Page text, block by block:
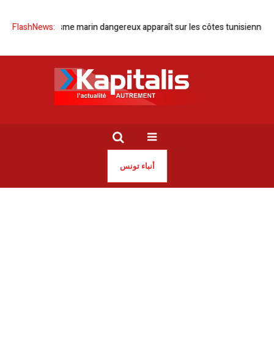
FlashNews:
organisme marin dangereux apparaît sur les côtes tunisiennes La
أنباء تونس